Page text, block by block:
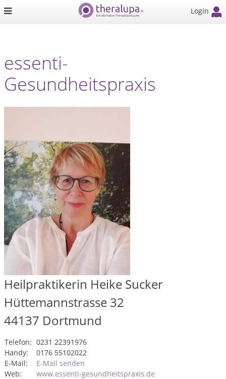
Login
essenti-
Gesundheitspraxis
Heilpraktikerin Heike Sucker
Hüttemannstrasse 32
44137 Dortmund
Telefon: 0231 22391976
Handy:
0176 55102022
E-Mail:
E-Mail senden
Web:
www.essenti-gesundheitspraxis.de